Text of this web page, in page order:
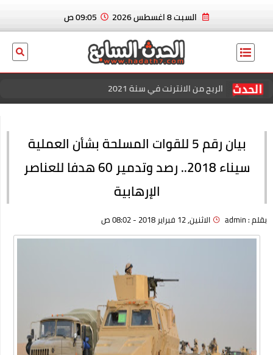
السبت 8 اغسطس 2026
الربح من الانترنت في سنة 2021
إسلامه رسميا
بسكوت العشردقايق
منصة كل الكوبونات للحصول علي افضل خصم عند الشراء
افضل خصومات المتاجر الإلكترونية للتسوق عبر كوبون زاد
ما هو الفرق بين لقاحات كورونا الثلاث الشهيرة؟ وأي واحد يتوجب
شركة خدمات منزلية بالدمام
بيان رقم 5 للقوات المسلحة بشأن العملية
سيناء 2018.. رصد وتدمير 60 هدفا للعناصر
الإرهابية
بقلم :admin الاثنين, 12 فبراير 2018 - 08:02 ص